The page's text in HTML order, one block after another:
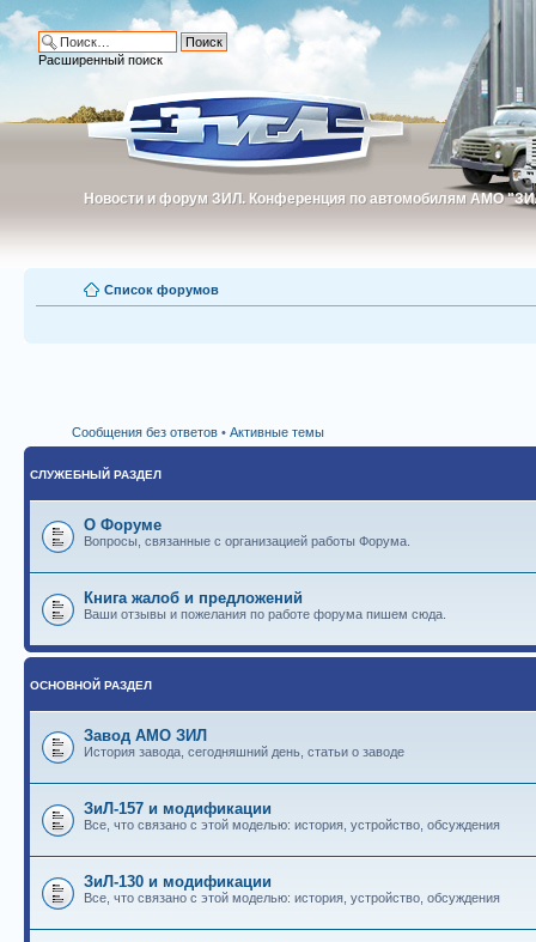
Новости и форум ЗИЛ. Конференция по автомобилям АМО
Новости и форум ЗИЛ. Конференция по автомобилям АМО
Расширенный поиск
Список форумов
Сообщения без ответов • Активные темы
СЛУЖЕБНЫЙ РАЗДЕЛ
О Форуме
Вопросы, связанные с организацией работы Форума.
Книга жалоб и предложений
Ваши отзывы и пожелания по работе форума пишем сюда.
ОСНОВНОЙ РАЗДЕЛ
Завод АМО ЗИЛ
История завода, сегодняшний день, статьи о заводе
ЗиЛ-157 и модификации
Все, что связано с этой моделью: история, устройство, обсуждения
ЗиЛ-130 и модификации
Все, что связано с этой моделью: история, устройство, обсуждения